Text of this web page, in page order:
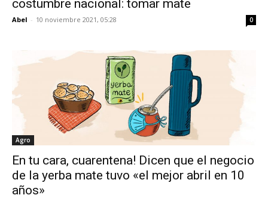
costumbre nacional: tomar mate
Abel - 10 noviembre 2021, 05:28 0
Agro
En tu cara, cuarentena! Dicen que el negocio
de la yerba mate tuvo «el mejor abril en 10
años»